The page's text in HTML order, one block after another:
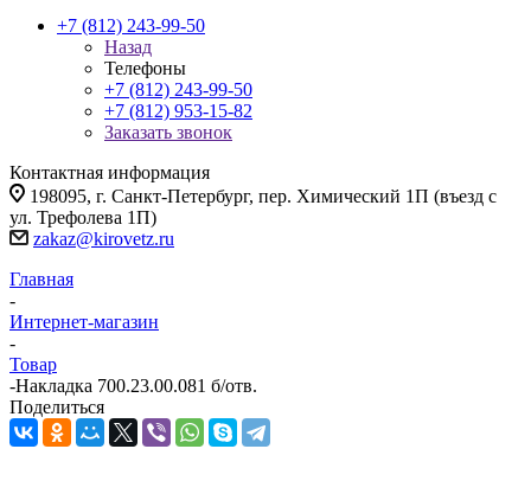
+7 (812) 243-99-50
Назад
Телефоны
+7 (812) 243-99-50
+7 (812) 953-15-82
Заказать звонок
Контактная информация
198095, г. Санкт-Петербург, пер. Химический 1П (въезд с
ул. Трефолева 1П)
zakaz@kirovetz.ru
Главная
-
Интернет-магазин
-
Товар
-Накладка 700.23.00.081 б/отв.
Поделиться